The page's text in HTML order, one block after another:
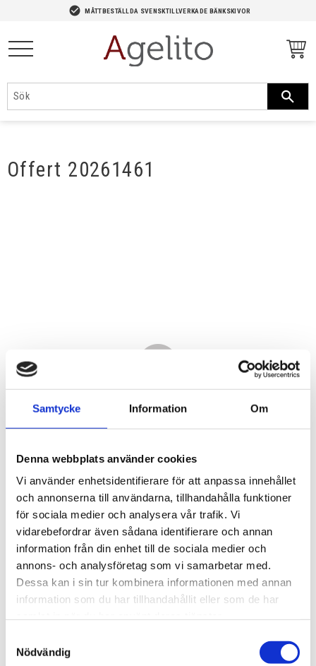
Samtycke Information Om
Denna webbplats använder cookies
Vi använder enhetsidentifierare för att anpassa innehållet
och annonserna till användarna, tillhandahålla funktioner
för sociala medier och analysera vår trafik. Vi
vidarebefordrar även sådana identifierare och annan
information från din enhet till de sociala medier och
annons- och analysföretag som vi samarbetar med.
Dessa kan i sin tur kombinera informationen med annan
information som du har tillhandahållit eller som de har
Nödvändig
check_circle MÅTTBESTÄLLDA SVENSKTILLVERKADE BÄNKSKIVOR
Offert 20261461
9 370,00KR
Antal